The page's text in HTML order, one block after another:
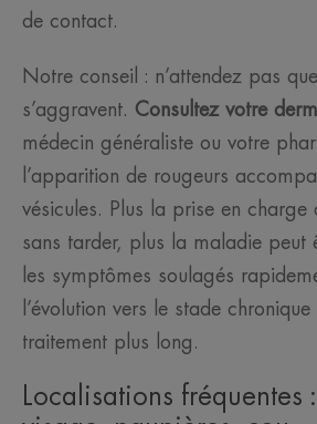
de contact.
Notre conseil : n’attendez pas
s’aggravent. Consultez votre
médecin généraliste ou votre
l’apparition de rougeurs
vésicules. Plus la prise en charge
sans tarder, plus la maladie peut
les symptômes soulagés
l’évolution vers le stade
traitement plus long.
Localisations fréquentes